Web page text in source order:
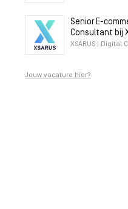
Senior E-
Consultant bij
XSARUS | Digital
Jouw vacature hier?